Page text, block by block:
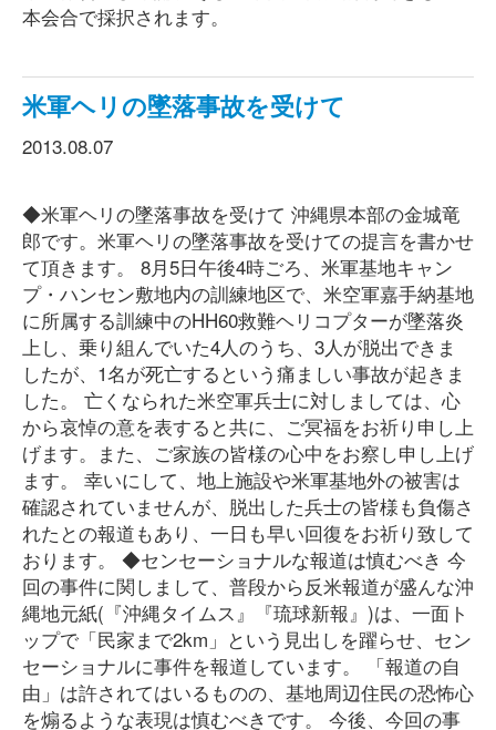
本会合で採択されます。
米軍ヘリの墜落事故を受けて
2013.08.07
◆米軍ヘリの墜落事故を受けて 沖縄県本部の金城竜
郎です。米軍ヘリの墜落事故を受けての提言を書かせ
て頂きます。 8月5日午後4時ごろ、米軍基地キャン
プ・ハンセン敷地内の訓練地区で、米空軍嘉手納基地
に所属する訓練中のHH60救難ヘリコプターが墜落炎
上し、乗り組んでいた4人のうち、3人が脱出できま
したが、1名が死亡するという痛ましい事故が起きま
した。 亡くなられた米空軍兵士に対しましては、心
から哀悼の意を表すると共に、ご冥福をお祈り申し上
げます。また、ご家族の皆様の心中をお察し申し上げ
ます。 幸いにして、地上施設や米軍基地外の被害は
確認されていませんが、脱出した兵士の皆様も負傷さ
れたとの報道もあり、一日も早い回復をお祈り致して
おります。 ◆センセーショナルな報道は慎むべき 今
回の事件に関しまして、普段から反米報道が盛んな沖
縄地元紙(『沖縄タイムス』『琉球新報』)は、一面ト
ップで「民家まで2km」という見出しを躍らせ、セン
セーショナルに事件を報道しています。 「報道の自
由」は許されてはいるものの、基地周辺住民の恐怖心
を煽るような表現は慎むべきです。 今後、今回の事